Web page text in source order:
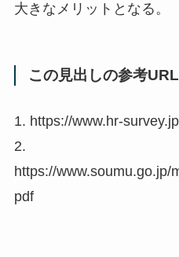
大きなメリットとなる。
この見出しの参考URL
1. https://www.hr-
2.
https://www.soumu.go.jp/
pdf